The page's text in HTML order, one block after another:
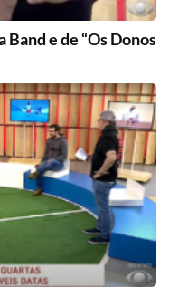
e de “Os Donos